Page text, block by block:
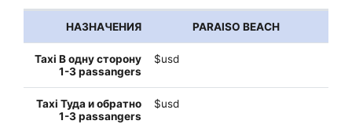
PARAISO BEACH
$usd
$usd